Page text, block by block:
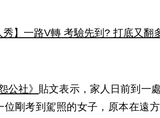
】一路V轉 考驗先到? 打底又翻
公社》 貼文表示，家人日前到一
位剛考到駕照的女子，原本在遠